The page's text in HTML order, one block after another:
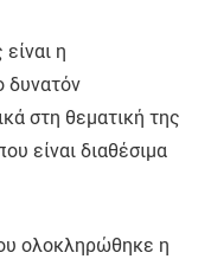
η
δυνατόν
στη θεματική της
είναι διαθέσιμα
ολοκληρώθηκε η